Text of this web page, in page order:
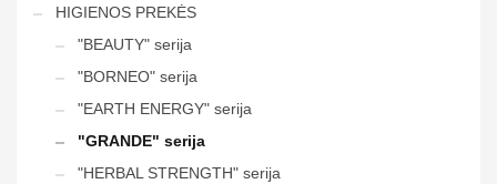
HIGIENOS PREKĖS
"BEAUTY" serija
"BORNEO" serija
"EARTH ENERGY" serija
"GRANDE" serija
"HERBAL STRENGTH" serija